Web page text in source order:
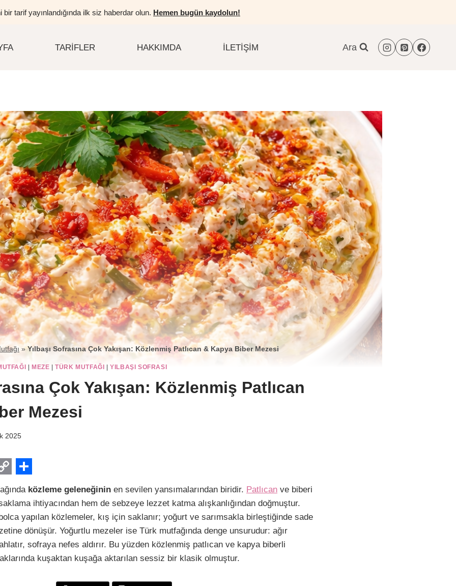
bir tarif yayınlandığında ilk siz haberdar olun. Hemen bugün kaydolun!
TARIFLER HAKKIMDA İLETIŞIM Ara
»Yılbaşı Sofrasına Çok Yakışan: Közlenmiş Patlıcan & Kapya Biber Mezesi
|MEZE |TÜRK MUTFAĞI |YILBAŞI SOFRASI
Çok Yakışan: Közlenmiş Patlıcan
Mezesi
2025
S
h
a
r
e
közleme geleneğinin en sevilen yansımalarından biridir. Patlıcan ve biberi
ihtiyacından hem de sebzeye lezzet katma alışkanlığından doğmuştur.
yapılan közlemeler, kış için saklanır; yoğurt ve sarımsakla birleştiğinde sade
dönüşür. Yoğurtlu mezeler ise Türk mutfağında denge unsurudur: ağır
sofraya nefes aldırır. Bu yüzden közlenmiş patlıcan ve kapya biberli
kuşaktan kuşağa aktarılan sessiz bir klasik olmuştur.